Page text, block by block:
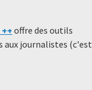
offre des outils
aux journalistes (c'est